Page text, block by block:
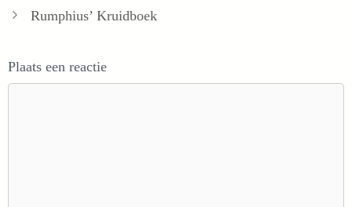
Rumphius’ Kruidboek
Plaats een reactie